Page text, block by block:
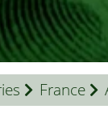
France